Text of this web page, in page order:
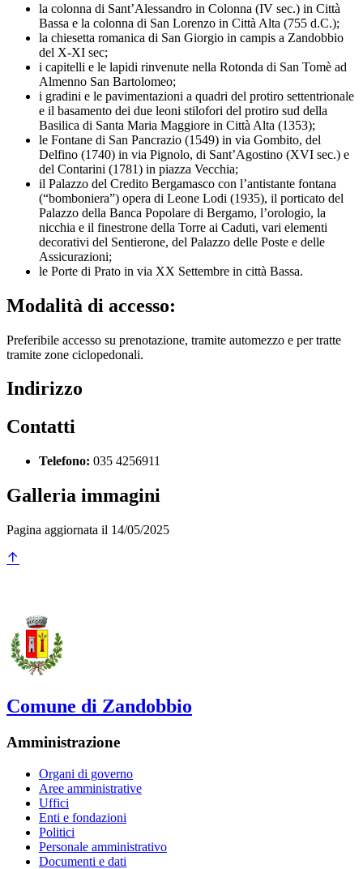
la colonna di Sant’Alessandro in Colonna (IV sec.) in Città
Bassa e la colonna di San Lorenzo in Città Alta (755 d.C.);
la chiesetta romanica di San Giorgio in campis a Zandobbio
del X-XI sec;
i capitelli e le lapidi rinvenute nella Rotonda di San Tomè ad
Almenno San Bartolomeo;
i gradini e le pavimentazioni a quadri del protiro settentrionale
e il basamento dei due leoni stilofori del protiro sud della
Basilica di Santa Maria Maggiore in Città Alta (1353);
le Fontane di San Pancrazio (1549) in via Gombito, del
Delfino (1740) in via Pignolo, di Sant’Agostino (XVI sec.) e
del Contarini (1781) in piazza Vecchia;
il Palazzo del Credito Bergamasco con l’antistante fontana
(“bomboniera”) opera di Leone Lodi (1935), il porticato del
Palazzo della Banca Popolare di Bergamo, l’orologio, la
nicchia e il finestrone della Torre ai Caduti, vari elementi
decorativi del Sentierone, del Palazzo delle Poste e delle
Assicurazioni;
le Porte di Prato in via XX Settembre in città Bassa.
Modalità di accesso:
Preferibile accesso su prenotazione, tramite automezzo e per tratte
tramite zone ciclopedonali.
Indirizzo
Contatti
Telefono: 035 4256911
Galleria immagini
Pagina aggiornata il 14/05/2025
Comune di Zandobbio
Amministrazione
Organi di governo
Aree amministrative
Uffici
Enti e fondazioni
Politici
Personale amministrativo
Documenti e dati